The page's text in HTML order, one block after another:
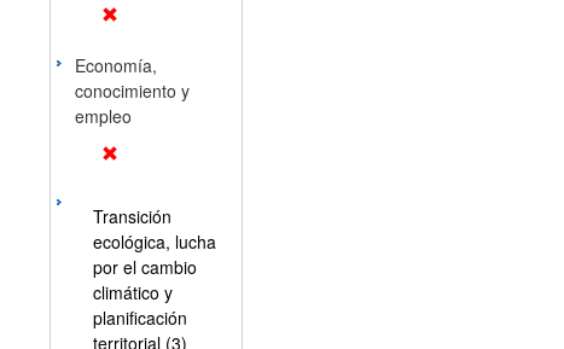
Economía,
conocimiento y
empleo
Transición
ecológica, lucha
por el cambio
climático y
planificación
territorial (3)